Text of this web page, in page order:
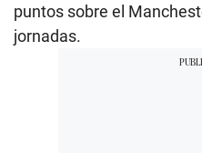
puntos sobre el
jornadas.